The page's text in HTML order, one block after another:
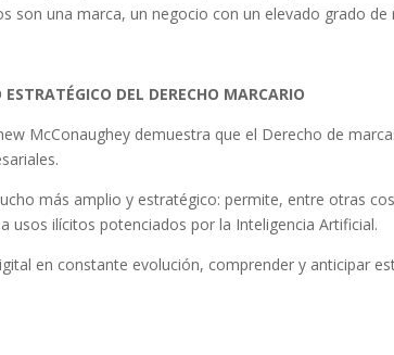
son una marca, un negocio con un elevado grado
DEL DERECHO MARCARIO
McConaughey demuestra que el Derecho de
más amplio y estratégico: permite, entre otras
usos ilícitos potenciados por la Inteligencia Artificial.
en constante evolución, comprender y anticipar